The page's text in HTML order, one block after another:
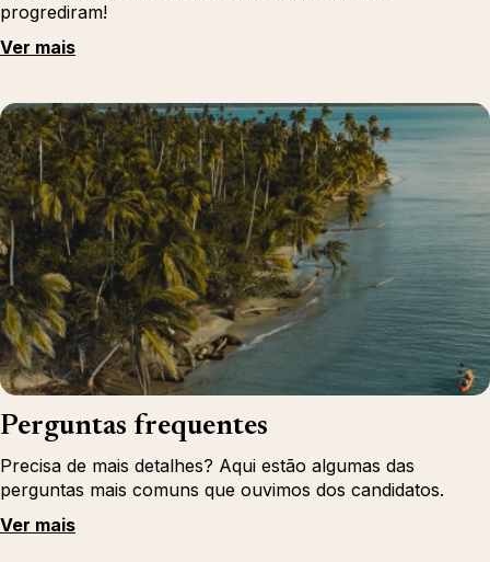
progrediram!
Ver mais
Perguntas frequentes
Precisa de mais detalhes? Aqui estão algumas das
perguntas mais comuns que ouvimos dos candidatos.
Ver mais